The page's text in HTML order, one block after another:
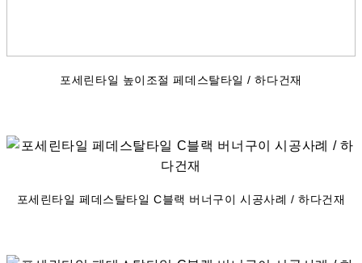
포세린타일 높이조절 페데스탈타일 / 하다건재
포세린타일 페데스탈타일 C블랙 버너구이 시공사례 / 하다건재